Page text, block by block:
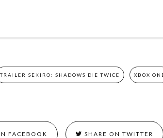
TRAILER SEKIRO: SHADOWS DIE TWICE XBOX
FACEBOOK SHARE ON TWITTER